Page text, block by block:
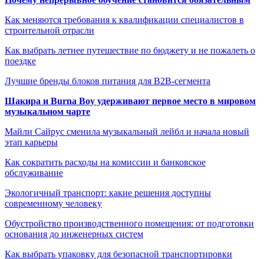
Как меняются требования к квалификации специалистов в
строительной отрасли
Как выбрать летнее путешествие по бюджету и не пожалеть о
поездке
Лучшие бренды блоков питания для B2B-сегмента
Шакира и Burna Boy удерживают первое место в мировом
музыкальном чарте
Майли Сайрус сменила музыкальный лейбл и начала новый
этап карьеры
Как сократить расходы на комиссии и банковское
обслуживание
Экологичный транспорт: какие решения доступны
современному человеку
Обустройство производственного помещения: от подготовки
основания до инженерных систем
Как выбрать упаковку для безопасной транспортировки